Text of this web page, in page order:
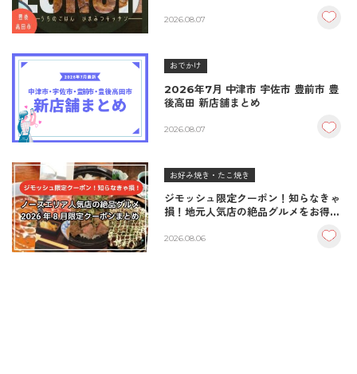
＆生姜焼き！
2026.08.07
おでかけ
2026年7月 中津市 宇佐市 豊前市 豊
後高田 新店舗まとめ
2026.08.07
お好み焼き・たこ焼き
ジモッシュ限定クーポン！知らなきゃ
損！地元人気店の絶品グルメをお得に
2026.08.06